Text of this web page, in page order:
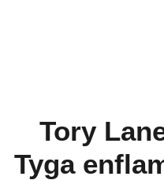
Tory
Tyga